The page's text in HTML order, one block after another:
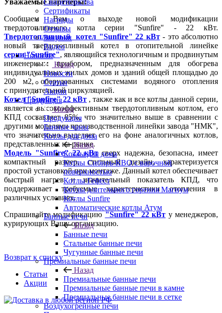
Свидетельства
Сертификаты
Награды
Отзывы
Закупки
Видео
Новости
Назад
Новости
Статьи
Акции
Продукция
Назад
Продукция
Банные чаны
Котлы для дома
Назад
Котлы для дома
Котлы Сибирь-КВО с варочной
поверхностью
Котлы Гефест
Котлы длительного горения Магнум
Котлы Sunfire
Автоматические котлы Атум
Банные печи
Назад
Банные печи
Стальные банные печи
Чугунные банные печи
Премиальные банные печи
Назад
Премиальные банные печи
Премиальные банные печи в камне
Премиальные банные печи в сетке
Воздухогрейные печи
Уважаемые партнеры!
Сообщаем Вам о выходе новой модификации
твердотопливного котла серии "Sunfire" - 22 кВт.
Твердотопливный котел "Sunfire" 22 кВт- это абсолютно
новый твердотопливный котел в отопительной линейке
серии "Sunfire", являющийся технологичным и продвинутым
инженерным прибором, предназначенным для обогрева
индивидуальных жилых домов и зданий общей площадью до
200 м2, оборудованных системами водяного отопления
с принудительной циркуляцией.
Котел "Sunfire" 22 кВт , также как и все котлы данной серии,
является высокоэффективным твердотопливным котлом, его
КПД составляет 85%, что значительно выше в сравнении с
другими моделями производственной линейки завода "НМК",
что значительно выделяет его на фоне аналогичных котлов,
представленных на рынке.
Модель "Sunfire" 22 кВтсверх надежна, безопасна, имеет
компактный размер, стильный дизайн, характеризуется
простой установкой при монтаже. Данный котел обеспечивает
быстрый нагрев и значительный показатель КПД, что
поддерживает требуемые характеристики отопления в
различных условиях.
Спрашивайте модификацию "Sunfire" 22 кВт у менеджеров,
курирующих Вашу организацию.
Возврат к списку
Статьи
Акции